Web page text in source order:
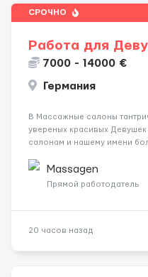
СРОЧНО
Работа для
7000 - 14000 €
Германия
В Массажные салоны
увереных красивых
салонам и нашему имени
заработная плата 💚Мы
incall / Out...
Massagen
Прямой работодатель
20 часов назад